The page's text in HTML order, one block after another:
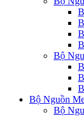
Bộ
Bộ Nguồn
Bộ